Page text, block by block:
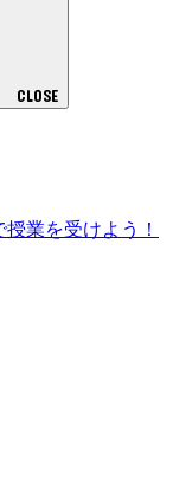
CLOSE
業を受けよう！